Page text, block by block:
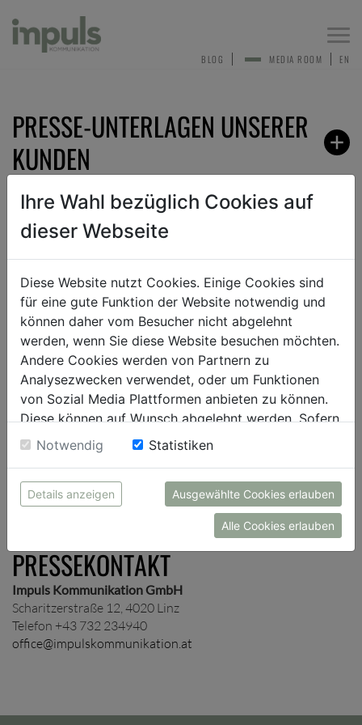
EN
MEDIA ROOM
BLOG
PRESSE-UNTERLAGEN UNSERER
KUNDEN
ZURÜCK
ANMELDEN ZUM PRESSEVERTEILER
Sehr gerne nehmen wir dich in unseren
Presseverteiler auf und schicken dir je nach Wunsch
unternehmens- und/oder themenspezifische
Presseinformationen zu.
PRESSEKONTAKT
Impuls Kommunikation GmbH
Scharitzerstraße 12, 4020 Linz
Telefon +43 732 234940
office@impulskommunikation.at
Ihre Wahl bezüglich Cookies auf
dieser Webseite
Diese Website nutzt Cookies. Einige Cookies sind
für eine gute Funktion der Website notwendig und
können daher vom Besucher nicht abgelehnt
werden, wenn Sie diese Website besuchen möchten.
Andere Cookies werden von Partnern zu
Analysezwecken verwendet, oder um Funktionen
von Sozial Media Plattformen anbieten zu können.
Diese können auf Wunsch abgelehnt werden. Sofern
sie unsere Webseite weiter nutzen, geben Sie
Einwilligung zu unseren Cookies.
Notwendig Statistiken
Details anzeigen Ausgewählte Cookies erlauben
Alle Cookies erlauben